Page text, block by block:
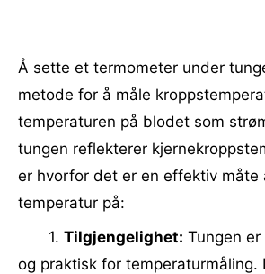
Å sette et termometer under
metode for å måle
temperaturen på blodet som
tungen reflekterer
er hvorfor det er en effektiv måte
temperatur på:
1. Tilgjengelighet: Tungen
og praktisk for temperaturmåling.